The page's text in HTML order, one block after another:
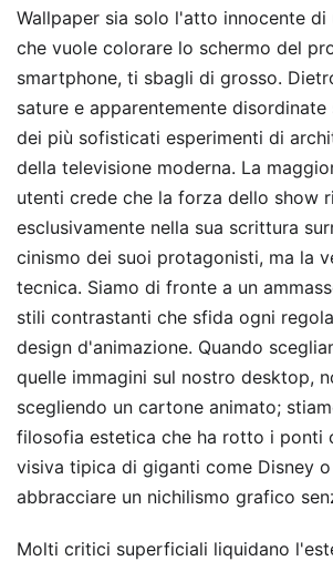
Wallpaper sia solo l'atto innocente
che vuole colorare lo schermo del
smartphone, ti sbagli di grosso.
sature e apparentemente disordinate
dei più sofisticati esperimenti di
della televisione moderna. La
utenti crede che la forza dello show
esclusivamente nella sua scrittura
cinismo dei suoi protagonisti, ma la
tecnica. Siamo di fronte a un
stili contrastanti che sfida ogni
design d'animazione. Quando
quelle immagini sul nostro desktop,
scegliendo un cartone animato;
filosofia estetica che ha rotto i ponti
visiva tipica di giganti come Disney
abbracciare un nichilismo grafico
Molti critici superficiali liquidano